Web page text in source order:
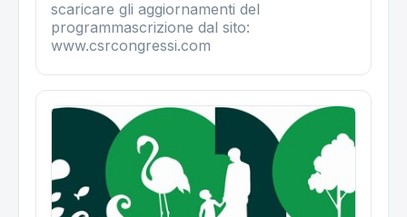
scaricare gli aggiornamenti del
programmascrizione dal sito:
www.csrcongressi.com